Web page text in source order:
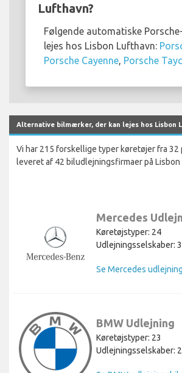
Lufthavn?
Følgende automatiske
lejes hos Lisbon Lufthavn:
Porsche Cayenne, Porsche
Alternative bilmærker, der kan lejes hos Lisbon
Vi har 215 forskellige typer køretøjer fra
leveret af 42 biludlejningsfirmaer på Lisbon
Mercedes
Køretøjstyper: 24
Udlejningsselskaber:
Se Mercedes
BMW Udlejning
Køretøjstyper: 23
Udlejningsselskaber: